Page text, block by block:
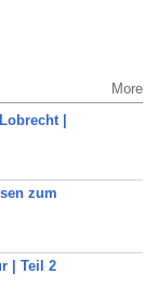
More
|
zum
| Teil 2